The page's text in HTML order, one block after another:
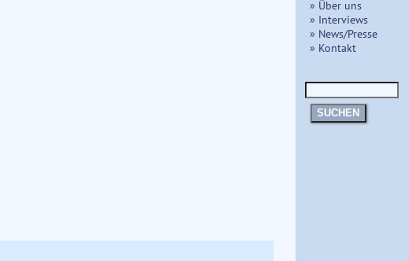
» Über uns
» Interviews
» News/Presse
» Kontakt
SUCHEN